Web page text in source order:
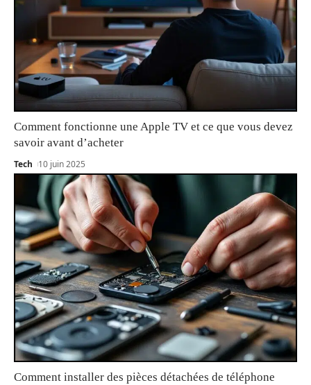
Comment fonctionne une Apple TV et ce que vous devez
savoir avant d’acheter
Tech 10 juin 2025
Comment installer des pièces détachées de téléphone